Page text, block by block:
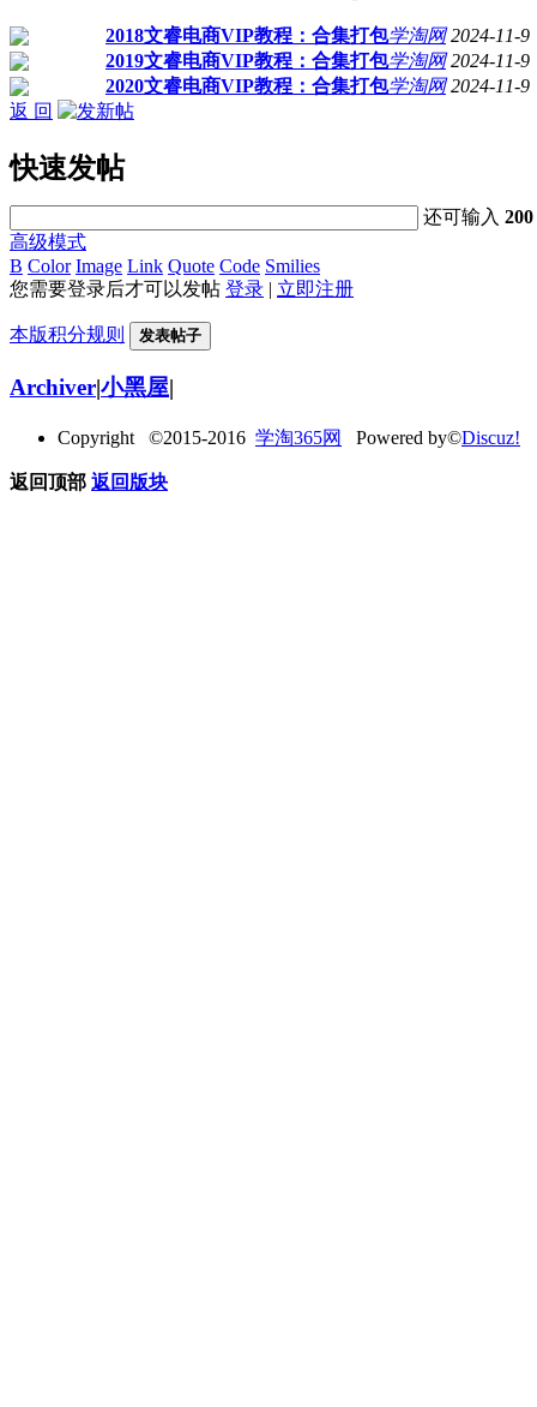
2018文睿电商VIP教程：合集打包学淘网 2024-11-9
2019文睿电商VIP教程：合集打包学淘网 2024-11-9
2020文睿电商VIP教程：合集打包学淘网 2024-11-9
返 回
快速发帖
还可输入200
高级模式
B Color Image Link Quote Code Smilies
您需要登录后才可以发帖 登录 | 立即注册
本版积分规则 发表帖子
Archiver|小黑屋|
Copyright ©2015-2016 学淘365网 Powered by©Discuz!
返回顶部 返回版块